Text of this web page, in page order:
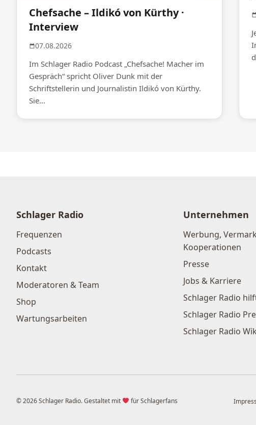
Chefsache – Ildikó von Kürthy ·
Interview
07.08.2026
Im Schlager Radio Podcast „Chefsache! Macher im
Gespräch“ spricht Oliver Dunk mit der
Schriftstellerin und Journalistin Ildikó von Kürthy.
Sie...
Schlager Radio
Frequenzen
Podcasts
Kontakt
Moderatoren & Team
Shop
Wartungsarbeiten
Unternehmen
Werbung,
Kooperationen
Presse
Jobs & Karriere
Schlager Radio
Schlager Radio
Schlager Radio
© 2026 Schlager Radio. Gestaltet mit für Schlagerfans